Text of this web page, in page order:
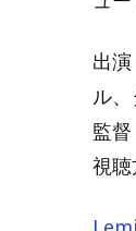
出
ル
監
視